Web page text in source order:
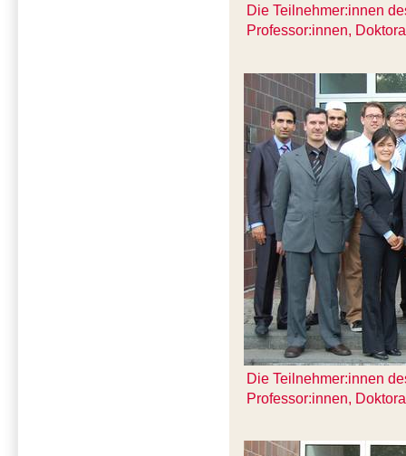
Die Teilnehmer:innen
Professor:innen,
Die Teilnehmer:innen
Professor:innen,